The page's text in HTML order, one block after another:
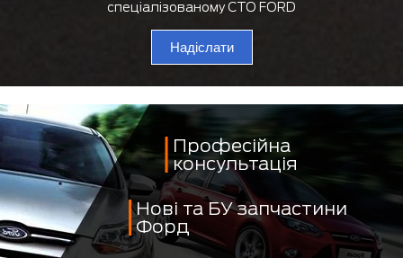
спеціалізованому СТО FORD
Надіслати
Професійна
консультація
Нові та БУ запчастини
Форд